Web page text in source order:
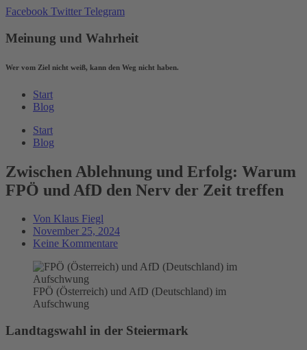
Zum
wechseln
Facebook Twitter Telegram
Meinung und Wahrheit
Wer vom Ziel nicht weiß, kann den Weg nicht haben.
Start
Blog
Start
Blog
Zwischen Ablehnung und Erfolg: Warum
FPÖ und AfD den Nerv der Zeit treffen
Von Klaus Fiegl
November 25, 2024
Keine Kommentare
FPÖ (Österreich) und AfD (Deutschland) im
Aufschwung
Landtagswahl in der Steiermark